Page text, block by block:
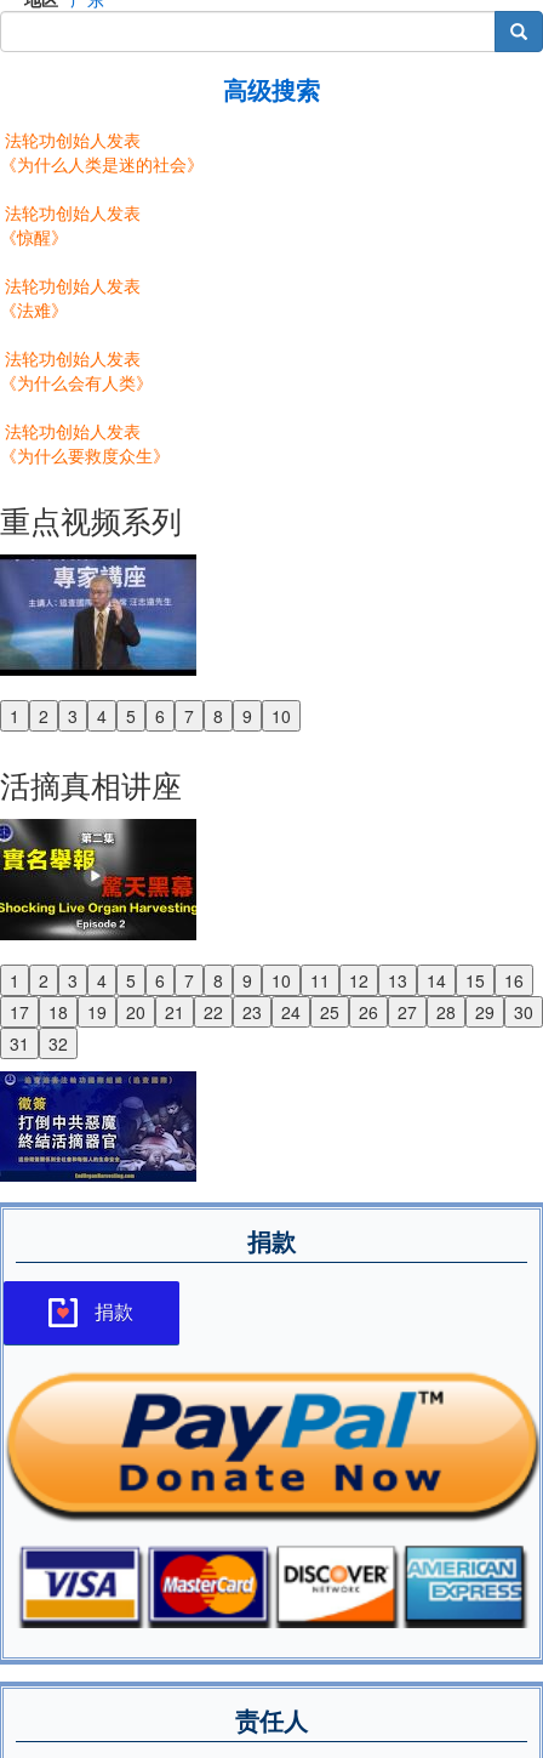
搜索
高级搜索
法轮功创始人发表
《为什么人类是迷的社会》
法轮功创始人发表
《惊醒》
法轮功创始人发表
《法难》
法轮功创始人发表
《为什么会有人类》
法轮功创始人发表
《为什么要救度众生》
重点视频系列
1 2 3 4 5 6 7 8 9 10
Previous
活摘真相讲座
1 2 3 4 5 6 7 8 9 10 11 12 13 14 15
16
17
18 19 20 21 22 23 24 25 26 27 28 29
30
31
32
Previous
Next
捐款
捐款
责任人